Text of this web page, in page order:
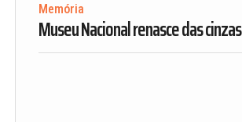
Memória
Museu Nacional renasce das cinzas